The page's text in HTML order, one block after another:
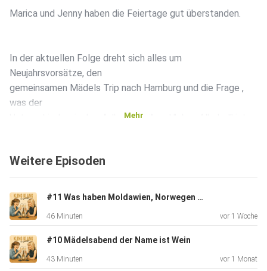
Marica und Jenny haben die Feiertage gut überstanden.
In der aktuellen Folge dreht sich alles um
Neujahrsvorsätze, den
gemeinsamen Mädels Trip nach Hamburg und die Frage ,
was der
Unterschied zwischen "alkoholfrei" und "ohne Alkohol" ist.
Freut euch auf den aktuellen Gast der Folge. Michel
ein alkoholfreier Merlot.
Die mäßige Klangqualität der Folge können wir uns nur so
erklären, das die Aufnahme ohne Einfluss von Alkohol
Mehr
Weitere Episoden
#11 Was haben Moldawien, Norwegen und der Timmendorfer Strand gemeinsam?
46 Minuten vor 1 Woche
#10 Mädelsabend der Name ist Wein
43 Minuten vor 1 Monat